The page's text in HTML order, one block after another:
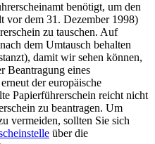
benötigt, um den
vor dem 31. Dezember 1998)
zu tauschen. Auf
dem Umtausch behalten
damit wir sehen können,
Beantragung eines
der europäische
Papierführerschein reicht nicht
zu beantragen. Um
vermeiden, sollten Sie sich
über die